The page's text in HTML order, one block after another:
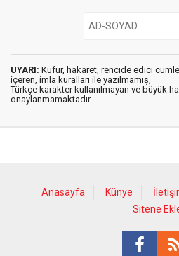
UYARI: Küfür, hakaret, rencide edici
içeren, imla kuralları ile yazılmamış,
Türkçe karakter kullanılmayan ve büyük
onaylanmamaktadır.
Anasayfa Künye
Sitene